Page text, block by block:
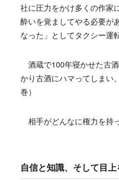
社に圧力をかけ多くの作家
酔いを覚ましてやる必要が
なった」としてタクシー運
酒蔵で100年寝かせた古
かり古酒にハマってしまい
巻）
相手がどんなに権力を持
自信と知識、そして目